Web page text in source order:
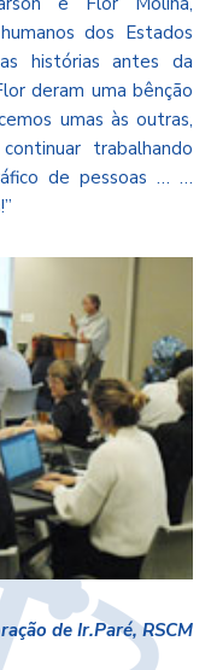
dos Estados
histórias antes da
deram uma bênção
umas às outras,
trabalhando
de pessoas … …
!”
de Ir.Paré, RSCM